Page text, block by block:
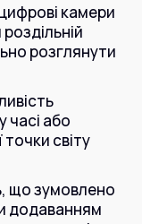
камери
розглянути
часі або
світу
що зумовлено
додаванням